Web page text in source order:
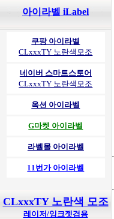
아이라벨 iLabel
쿠팡 아이라벨
CLxxxTY 노란색모조
네이버 스마트스토어
CLxxxTY 노란색모조
옥션 아이라벨
G마켓 아이라벨
라벨몰 아이라벨
11번가 아이라벨
CLxxxTY 노란색 모조
레이저/잉크젯겸용